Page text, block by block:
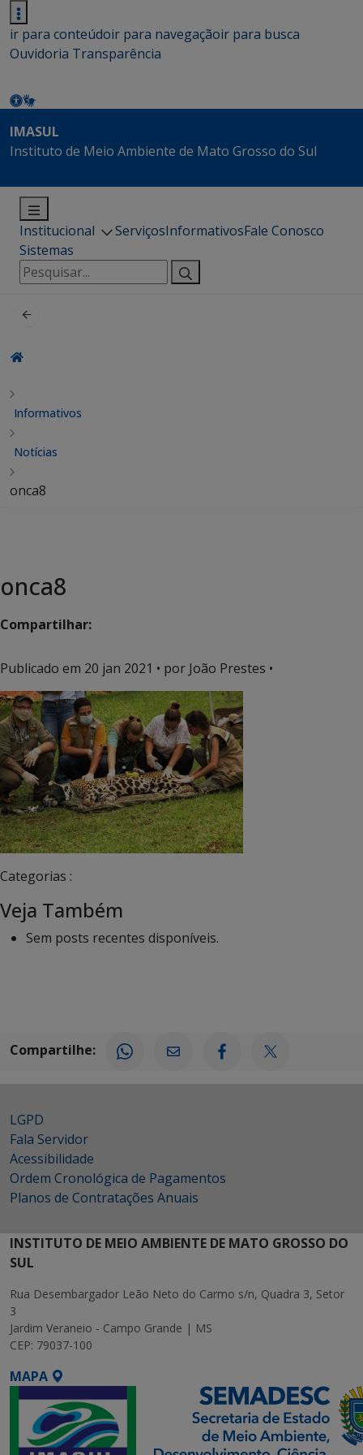
ir para conteúdoir para navegaçãoir para busca
Ouvidoria Transparência
IMASUL
Instituto de Meio Ambiente de Mato Grosso do Sul
Institucional ServiçosInformativosFale Conosco
Sistemas
Pesquisar
por:
Informativos
Notícias
onca8
onca8
Compartilhar:
Publicado em 20 jan 2021 • por João Prestes •
Categorias :
Veja Também
Sem posts recentes disponíveis.
Compartilhe:
LGPD
Fala Servidor
Acessibilidade
Ordem Cronológica de Pagamentos
Planos de Contratações Anuais
INSTITUTO DE MEIO AMBIENTE DE MATO GROSSO DO
SUL
Rua Desembargador Leão Neto do Carmo s/n, Quadra 3, Setor
3
Jardim Veraneio - Campo Grande | MS
CEP: 79037-100
MAPA